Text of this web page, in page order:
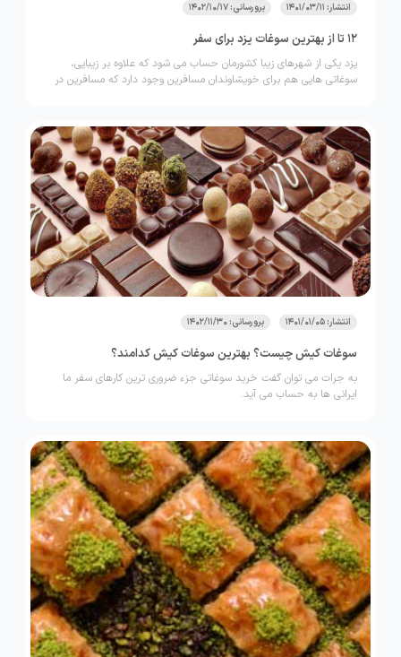
انتشار: 1401/03/11 برورسانی: 1402/10/17
12 تا از بهترین سوغات یزد برای سفر
یزد یکی از شهرهای زیبا کشورمان حساب می شود که علاوه بر زیبایی،
سوغاتی هایی هم برای خویشاوندان مسافرین وجود دارد که مسافرین در
انتشار: 1401/01/05 برورسانی: 1402/11/30
سوغات کیش چیست؟ بهترین سوغات کیش کدامند؟
به جرات می توان گفت خرید سوغاتی جزء ضروری ترین کارهای سفر ما
ایرانی ها به حساب می آید.